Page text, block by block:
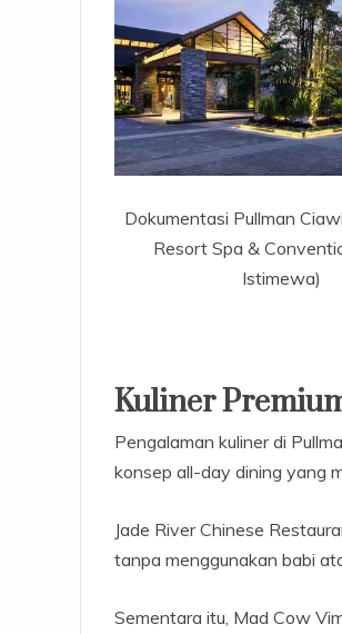
Dokumentasi Pullman
Resort Spa &
Istimewa)
Kuliner
Pengalaman kuliner di
konsep all-day dining yang
Jade River Chinese
tanpa menggunakan babi
Sementara itu, Mad Cow